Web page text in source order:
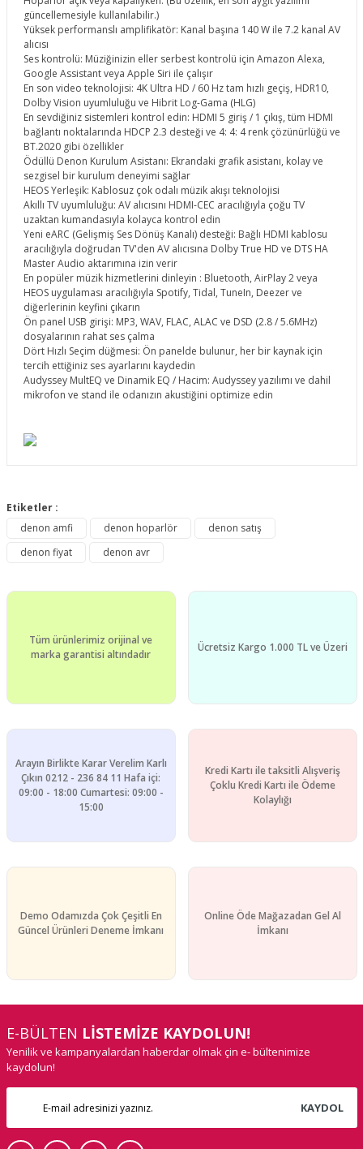
güncellemesiyle kullanılabilir.)
Yüksek performanslı amplifikatör: Kanal başına 140 W ile 7.2 kanal AV
alıcısı
Ses kontrolü: Müziğinizin eller serbest kontrolü için Amazon Alexa,
Google Assistant veya Apple Siri ile çalışır
En son video teknolojisi: 4K Ultra HD / 60 Hz tam hızlı geçiş, HDR10,
Dolby Vision uyumluluğu ve Hibrit Log-Gama (HLG)
En sevdiğiniz sistemleri kontrol edin: HDMI 5 giriş / 1 çıkış, tüm HDMI
bağlantı noktalarında HDCP 2.3 desteği ve 4: 4: 4 renk çözünürlüğü ve
BT.2020 gibi özellikler
Ödüllü Denon Kurulum Asistanı: Ekrandaki grafik asistanı, kolay ve
sezgisel bir kurulum deneyimi sağlar
HEOS Yerleşik: Kablosuz çok odalı müzik akışı teknolojisi
Akıllı TV uyumluluğu: AV alıcısını HDMI-CEC aracılığıyla çoğu TV
uzaktan kumandasıyla kolayca kontrol edin
Yeni eARC (Gelişmiş Ses Dönüş Kanalı) desteği: Bağlı HDMI kablosu
aracılığıyla doğrudan TV'den AV alıcısına Dolby True HD ve DTS HA
Master Audio aktarımına izin verir
En popüler müzik hizmetlerini dinleyin : Bluetooth, AirPlay 2 veya
HEOS uygulaması aracılığıyla Spotify, Tidal, TuneIn, Deezer ve
diğerlerinin keyfini çıkarın
Ön panel USB girişi: MP3, WAV, FLAC, ALAC ve DSD (2.8 / 5.6MHz)
dosyalarının rahat ses çalma
Dört Hızlı Seçim düğmesi: Ön panelde bulunur, her bir kaynak için
tercih ettiğiniz ses ayarlarını kaydedin
Audyssey MultEQ ve Dinamik EQ / Hacim: Audyssey yazılımı ve dahil
mikrofon ve stand ile odanızın akustiğini optimize edin
konularda yetersiz gördüğünüz noktaları öneri formunu
Görüş ve önerileriniz için teşekkür ederiz.
Ürün açıklamasında eksik bilgiler bulunuyor.
Ürün fiyatı diğer sitelerden daha pahalı.
Etiketler :
denon amfi
denon hoparlör
denon satış
denon fiyat
denon avr
Tüm ürünlerimiz orijinal ve
marka garantisi altındadır
Ücretsiz Kargo 1.000 TL ve Üzeri
Arayın Birlikte Karar Verelim Karlı
Çıkın 0212 - 236 84 11 Hafa içi:
09:00 - 18:00 Cumartesi: 09:00 -
15:00
Kredi Kartı ile taksitli Alışveriş
Çoklu Kredi Kartı ile Ödeme
Kolaylığı
Demo Odamızda Çok Çeşitli En
Güncel Ürünleri Deneme İmkanı
Online Öde Mağazadan Gel Al
İmkanı
E-BÜLTEN LİSTEMİZE KAYDOLUN!
Yenilik ve kampanyalardan haberdar olmak çin e- bültenimize
kaydolun!
KAYDOL